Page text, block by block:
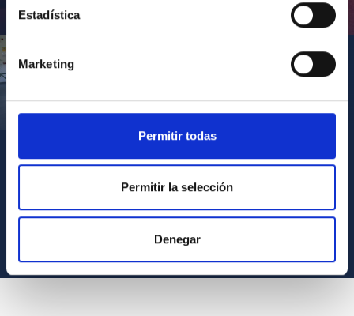
Estadística
Marketing
Permitir todas
Permitir la selección
Denegar
Inauguración de CosmoLab 2023-2027
Visita del Presidente de Canarias al IACTEC